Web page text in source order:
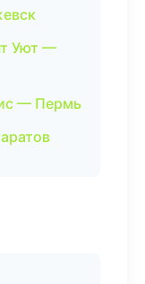
Уют —
— Пермь